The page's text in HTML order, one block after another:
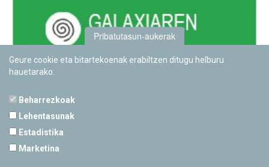
Pribatutasun-aukerak
Geure cookie eta bitartekoenak erabiltzen ditugu helburu
hauetarako:
Beharrezkoak
Lehentasunak
Estadistika
Marketina